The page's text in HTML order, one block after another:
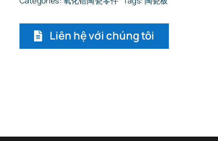
Liên hệ với chúng tôi